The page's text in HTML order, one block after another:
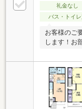
礼金なし
バス・トイレ
お客様のご
します！お